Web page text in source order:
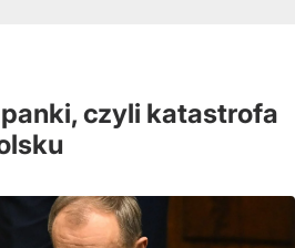
czyli katastrofa